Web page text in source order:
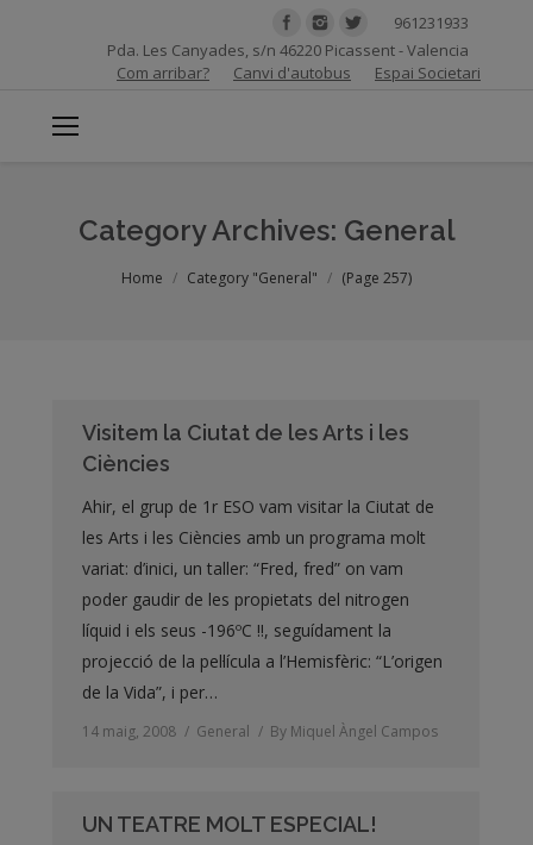
961231933
Pda. Les Canyades, s/n 46220 Picassent - Valencia
Com arribar?
Canvi d'autobus Espai Societari
Category Archives: General
You are here:
Home Category "General" (Page 257)
Visitem la Ciutat de les Arts i les
Ciències
Ahir, el grup de 1r ESO vam visitar la Ciutat de
les Arts i les Ciències amb un programa molt
variat: d’inici, un taller: “Fred, fred” on vam
poder gaudir de les propietats del nitrogen
líquid i els seus -196ºC !!, seguídament la
projecció de la pel·lícula a l’Hemisfèric: “L’origen
de la Vida”, i per…
14 maig, 2008 General By Miquel Àngel Campos
UN TEATRE MOLT ESPECIAL!